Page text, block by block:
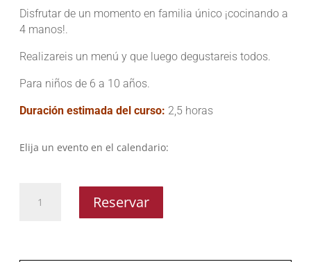
Disfrutar de un momento en familia único ¡cocinando a
4 manos!.
Realizareis un menú y que luego degustareis todos.
Para niños de 6 a 10 años.
Duración estimada del curso: 2,5 horas
Elija un evento en el calendario:
Reservar